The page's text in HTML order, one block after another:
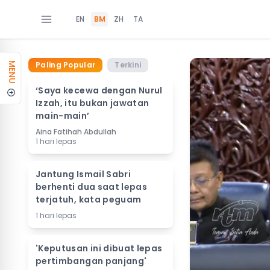
EN BM ZH TA
MENU Paling Popular Terkini
‘Saya kecewa dengan Nurul
Izzah, itu bukan jawatan
main-main’
Aina Fatihah Abdullah
1 hari lepas
Jantung Ismail Sabri
berhenti dua saat lepas
terjatuh, kata peguam
1 hari lepas
'Keputusan ini dibuat lepas
pertimbangan panjang'